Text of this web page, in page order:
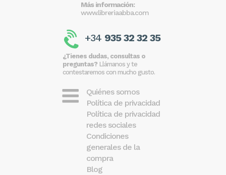
Más información:
www.libreriaabba.com
+34 935 32 32 35
¿Tienes dudas, consultas o
preguntas? Llámanos y te
contestaremos con mucho gusto.
Quiénes somos
Política de privacidad
Política de privacidad
redes sociales
Condiciones
generales de la
compra
Blog